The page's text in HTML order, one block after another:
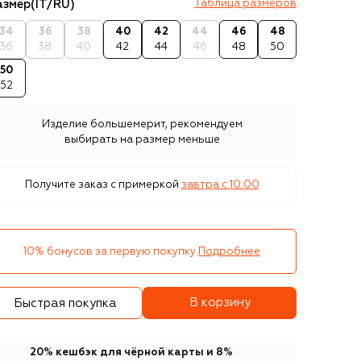
(IT/RU) Таблица размеров
34
36
36
38
38
40
40
42
42
44
44
46
46
48
48
50
50
52
Изделие большемерит, рекомендуем
выбирать на размер меньше
Получите заказ с примеркой завтра c 10:00
10% бонусов за первую покупку Подробнее
Быстрая покупка В корзину
20% кешбэк для чёрной карты и 8%